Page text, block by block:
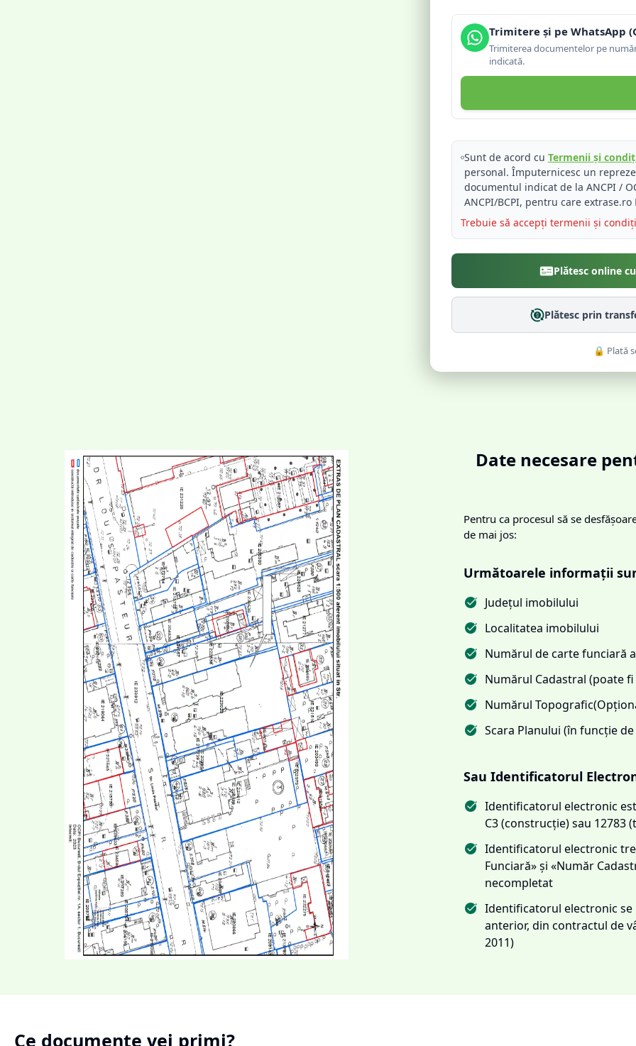
Trimitere și pe WhatsApp
Trimiterea documentelor pe
indicată.
Sunt de acord cu Termenii și
personal. Împuternicesc un
documentul indicat de la ANCPI /
ANCPI/BCPI, pentru care
Trebuie să accepți termenii și
Plătesc online
Plătesc prin
🔒 Plată
Date necesare
Pentru ca procesul să se
de mai jos:
Următoarele informații
Județul imobilului
Localitatea imobilului
Numărul de carte funciară
Numărul Cadastral (poate
Numărul
Scara Planului (în funcție
Sau Identificatorul
Identificatorul electronic
C3 (construcție) sau 12783
Identificatorul electronic
Funciară» și «Număr
necompletat
Identificatorul electronic
anterior, din contractul de
2011)
Ce documente vei primi?